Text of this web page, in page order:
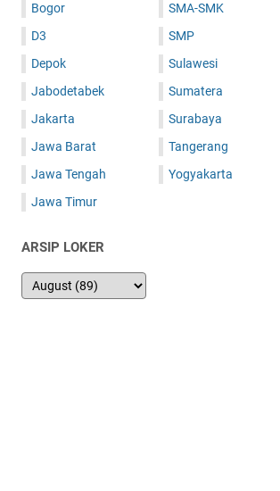
Bogor
D3
Depok
Jabodetabek
Jakarta
Jawa Barat
Jawa Tengah
Jawa Timur
SMA-SMK
SMP
Sulawesi
Sumatera
Surabaya
Tangerang
Yogyakarta
ARSIP LOKER